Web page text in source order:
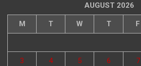
AUGUST 2026
M T W T F
3 4 5 6 7